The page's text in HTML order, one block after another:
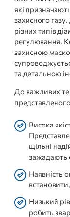
які
захисного
різних типів
регулювання.
захисною
та детальною
До важливих
Висока
щільні
зажадають
Наявність
Низький
робить